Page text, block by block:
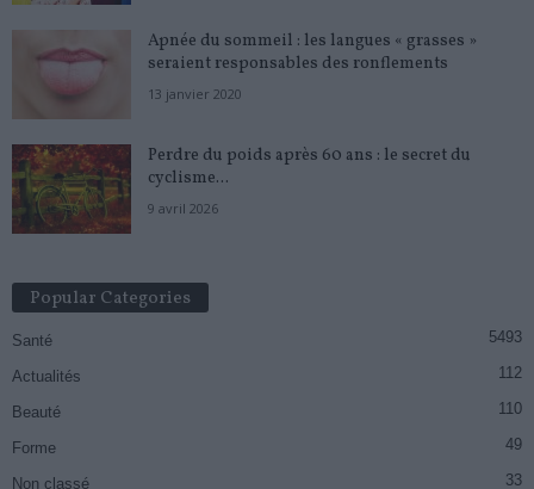
Apnée du sommeil : les langues « grasses »
seraient responsables des ronflements
13 janvier 2020
Perdre du poids après 60 ans : le secret du
cyclisme...
9 avril 2026
Popular Categories
Santé 5493
Actualités 112
Beauté 110
Forme 49
Non classé 33